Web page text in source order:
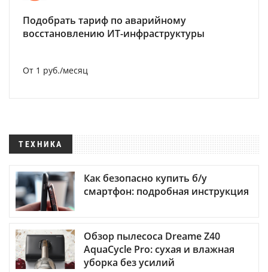
Подобрать тариф по аварийному
восстановлению ИТ-инфраструктуры
От 1 руб./месяц
ТЕХНИКА
Как безопасно купить б/у
смартфон: подробная инструкция
Обзор пылесоса Dreame Z40
AquaCycle Pro: сухая и влажная
уборка без усилий